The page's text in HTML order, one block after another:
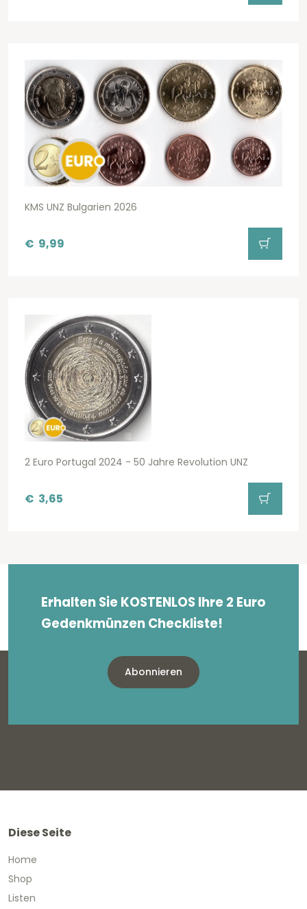
KMS UNZ Bulgarien 2026
€ 9,99
2 Euro Portugal 2024 - 50 Jahre Revolution UNZ
€ 3,65
Erhalten Sie KOSTENLOS Ihre 2 Euro
Gedenkmünzen Checkliste!
Abonnieren
Diese Seite
Home
Shop
Listen